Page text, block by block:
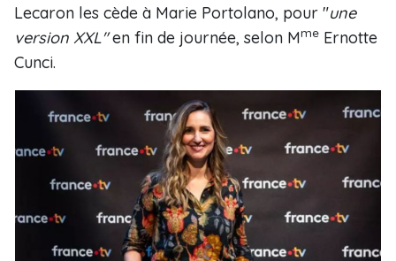
Lecaron les cède à Marie Portolano, pour "une
version XXL"en fin de journée, selon Mme Ernotte
Cunci.